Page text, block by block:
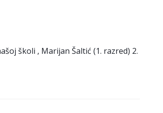
školi , Marijan Šaltić (1. razred) 2.